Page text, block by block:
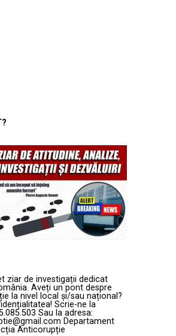
ziar de investigații dedicat
Aveți un pont despre
la nivel local și/sau național?
Scrie-ne la
Sau la adresa:
Departament
Anticorupție